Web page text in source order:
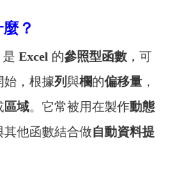
？
是 Excel 的參照型函數 ，可
始，根據列 與欄的偏移量 ，
區域。它常被用在製作動態
其他函數結合做自動資料提